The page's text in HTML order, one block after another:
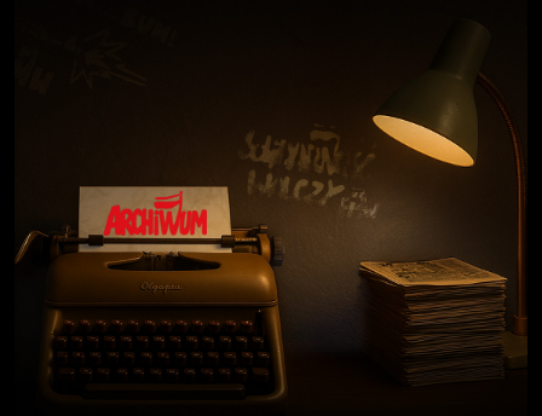
przeciwko niemieckiemu i sowieckiemu okupantowi, a
po zakończeniu wojny pozostał wierny ideałom
wolności. Poległ 28 czerwca 1946 r., a miejsce
ukrycia jego szczątków przez komunistyczny aparat
represji pozostaje do dziś nieznane.Program
uroczystości:11.00 – Msza Święta w Kościele św.
Brygidy w Gdańsku12.30 – poświęcenie
symbolicznego nagrobka na Cmentarzu
Garnizonowym w GdańskuSerdecznie zapraszamy